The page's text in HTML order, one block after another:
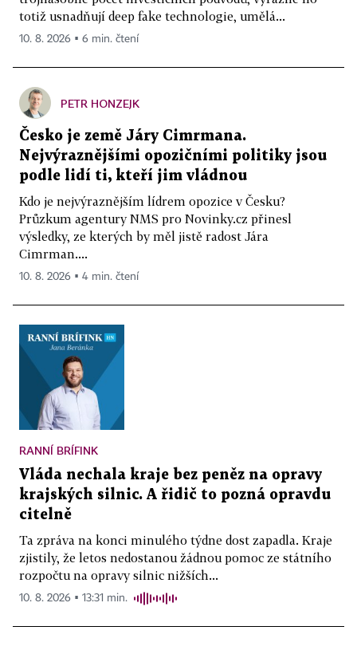
totiž usnadňují deep fake technologie, umělá...
10. 8. 2026 ▪ 6 min. čtení
PETR HONZEJK
Česko je země Járy Cimrmana.
Nejvýraznějšími opozičními politiky jsou
podle lidí ti, kteří jim vládnou
Kdo je nejvýraznějším lídrem opozice v Česku?
Průzkum agentury NMS pro Novinky.cz přinesl
výsledky, ze kterých by měl jistě radost Jára
Cimrman....
10. 8. 2026 ▪ 4 min. čtení
RANNÍ BRÍFINK
Vláda nechala kraje bez peněz na opravy
krajských silnic. A řidič to pozná opravdu
citelně
Ta zpráva na konci minulého týdne dost zapadla. Kraje
zjistily, že letos nedostanou žádnou pomoc ze státního
rozpočtu na opravy silnic nižších...
10. 8. 2026 ▪ 13:31 min.